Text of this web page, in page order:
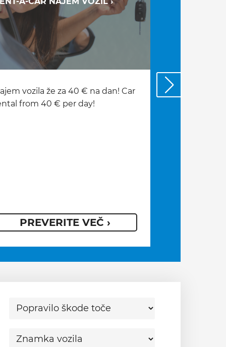
vozila že za 40 € na dan! Car
from 40 € per day!
PREVERITE VEČ ›
Se zanimate